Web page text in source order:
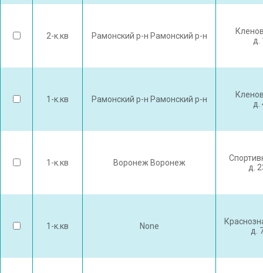
2-к.кв Рамонский р-н Рамонский р-н
д.
1-к.кв Рамонский р-н Рамонский р-н
д.
1-к.кв Воронеж Воронеж
д.
1-к.кв None
д.